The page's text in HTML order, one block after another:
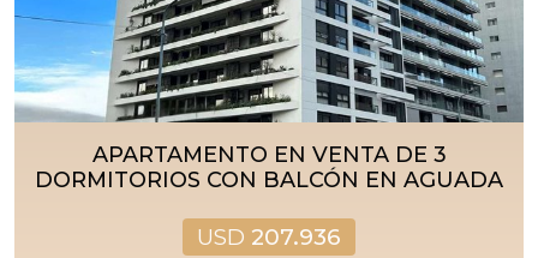
APARTAMENTO EN VENTA DE 3
DORMITORIOS CON BALCÓN EN AGUADA
USD 207.936